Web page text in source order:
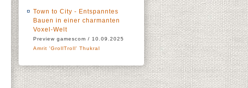
Town to City - Entspanntes
Bauen in einer charmanten
Voxel-Welt
Preview gamescom / 10.09.2025
Amrit 'GrollTroll' Thukral